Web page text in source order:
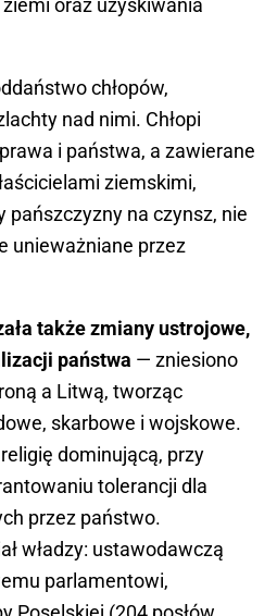
oraz uzyskiwania
chłopów,
nad nimi. Chłopi
i państwa, a zawierane
ziemskimi,
pańszczyzny na czynsz, nie
unieważniane przez
także zmiany ustrojowe,
państwa — zniesiono
a Litwą, tworząc
skarbowe i wojskowe.
dominującą, przy
tolerancji dla
przez państwo.
władzy: ustawodawczą
parlamentowi,